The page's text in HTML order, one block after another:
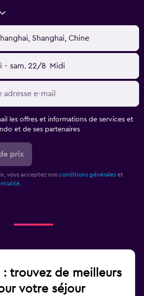
Shanghai, Chine
- sam. 22/8 Midi
les offres et informations de services et
et de ses partenaires
prix
vous acceptez nos conditions générales et
: trouvez de meilleurs
votre séjour